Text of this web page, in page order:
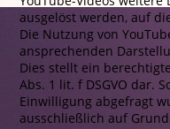
ausgelöst werden, auf
Die Nutzung von
ansprechenden
Dies stellt ein
Abs. 1 lit. f DSGVO dar.
Einwilligung abgefragt
ausschließlich auf